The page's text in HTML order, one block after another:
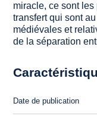
miracle, ce sont
transfert qui sont
médiévales et
de la séparation
Date de publication